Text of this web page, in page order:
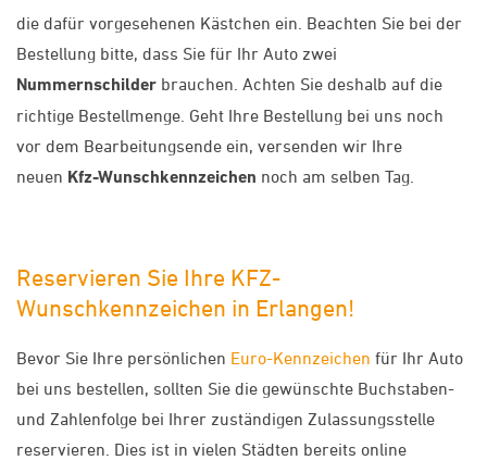
die dafür vorgesehenen Kästchen ein. Beachten Sie bei der
Bestellung bitte, dass Sie für Ihr Auto zwei
Nummernschilder brauchen. Achten Sie deshalb auf die
richtige Bestellmenge. Geht Ihre Bestellung bei uns noch
vor dem Bearbeitungsende ein, versenden wir Ihre
neuen Kfz-Wunschkennzeichen noch am selben Tag.
Reservieren Sie Ihre KFZ-
Wunschkennzeichen in Erlangen!
Bevor Sie Ihre persönlichen Euro-Kennzeichen für Ihr Auto
bei uns bestellen, sollten Sie die gewünschte Buchstaben-
und Zahlenfolge bei Ihrer zuständigen Zulassungsstelle
reservieren. Dies ist in vielen Städten bereits online